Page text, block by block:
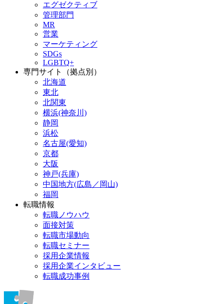
エグゼクティブ
管理部門
MR
営業
マーケティング
SDGs
LGBTQ+
専門サイト（拠点別）
北海道
東北
北関東
横浜(神奈川)
静岡
浜松
名古屋(愛知)
京都
大阪
神戸(兵庫)
中国地方(広島／岡山)
福岡
転職情報
転職ノウハウ
面接対策
転職市場動向
転職セミナー
採用企業情報
採用企業インタビュー
転職成功事例